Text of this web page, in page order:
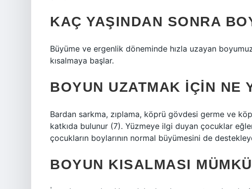
KAÇ YAŞINDAN SONRA
Büyüme ve ergenlik döneminde hızla uzayan
kısalmaya başlar.
BOYUN UZATMAK IÇIN NE
Bardan sarkma, zıplama, köprü gövdesi germe ve
katkıda bulunur (7). Yüzmeye ilgi duyan çocuklar
çocukların boylarının normal büyümesini de
BOYUN KISALMASI